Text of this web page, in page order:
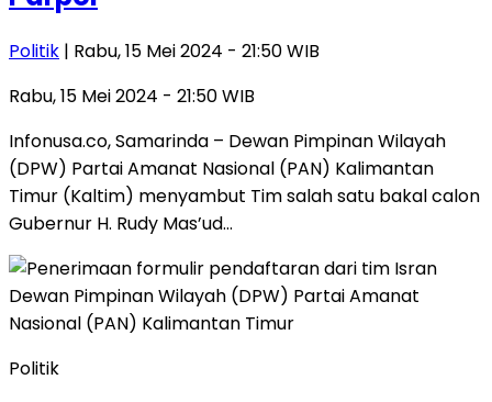
Politik | Rabu, 15 Mei 2024 - 21:50 WIB
Rabu, 15 Mei 2024 - 21:50 WIB
Infonusa.co, Samarinda – Dewan Pimpinan Wilayah
(DPW) Partai Amanat Nasional (PAN) Kalimantan
Timur (Kaltim) menyambut Tim salah satu bakal calon
Gubernur H. Rudy Mas’ud…
Politik